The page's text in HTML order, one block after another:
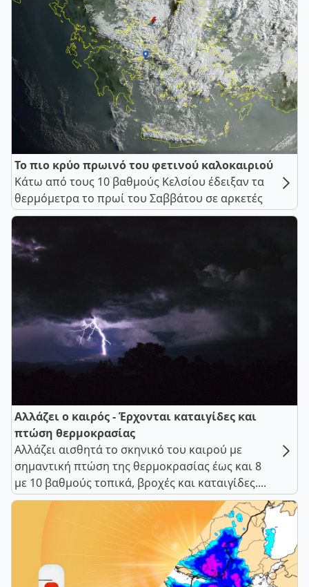
Το πιο κρύο πρωινό του φετινού καλοκαιριού
Κάτω από τους 10 βαθμούς Κελσίου έδειξαν τα
θερμόμετρα το πρωί του Σαββάτου σε αρκετές
Αλλάζει ο καιρός - Έρχονται καταιγίδες και
πτώση θερμοκρασίας
Αλλάζει αισθητά το σκηνικό του καιρού με
σημαντική πτώση της θερμοκρασίας έως και 8
με 10 βαθμούς τοπικά, βροχές και καταιγίδες....